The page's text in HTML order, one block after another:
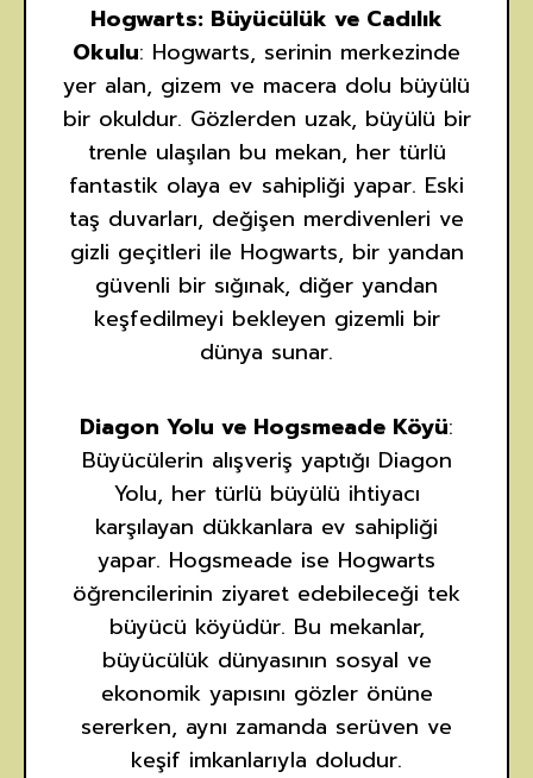
Hogwarts: Büyücülük ve Cadılık
Okulu: Hogwarts, serinin merkezinde
yer alan, gizem ve macera dolu büyülü
bir okuldur. Gözlerden uzak, büyülü bir
trenle ulaşılan bu mekan, her türlü
fantastik olaya ev sahipliği yapar. Eski
taş duvarları, değişen merdivenleri ve
gizli geçitleri ile Hogwarts, bir yandan
güvenli bir sığınak, diğer yandan
keşfedilmeyi bekleyen gizemli bir
dünya sunar.
Diagon Yolu ve Hogsmeade Köyü:
Büyücülerin alışveriş yaptığı Diagon
Yolu, her türlü büyülü ihtiyacı
karşılayan dükkanlara ev sahipliği
yapar. Hogsmeade ise Hogwarts
öğrencilerinin ziyaret edebileceği tek
büyücü köyüdür. Bu mekanlar,
büyücülük dünyasının sosyal ve
ekonomik yapısını gözler önüne
sererken, aynı zamanda serüven ve
keşif imkanlarıyla doludur.